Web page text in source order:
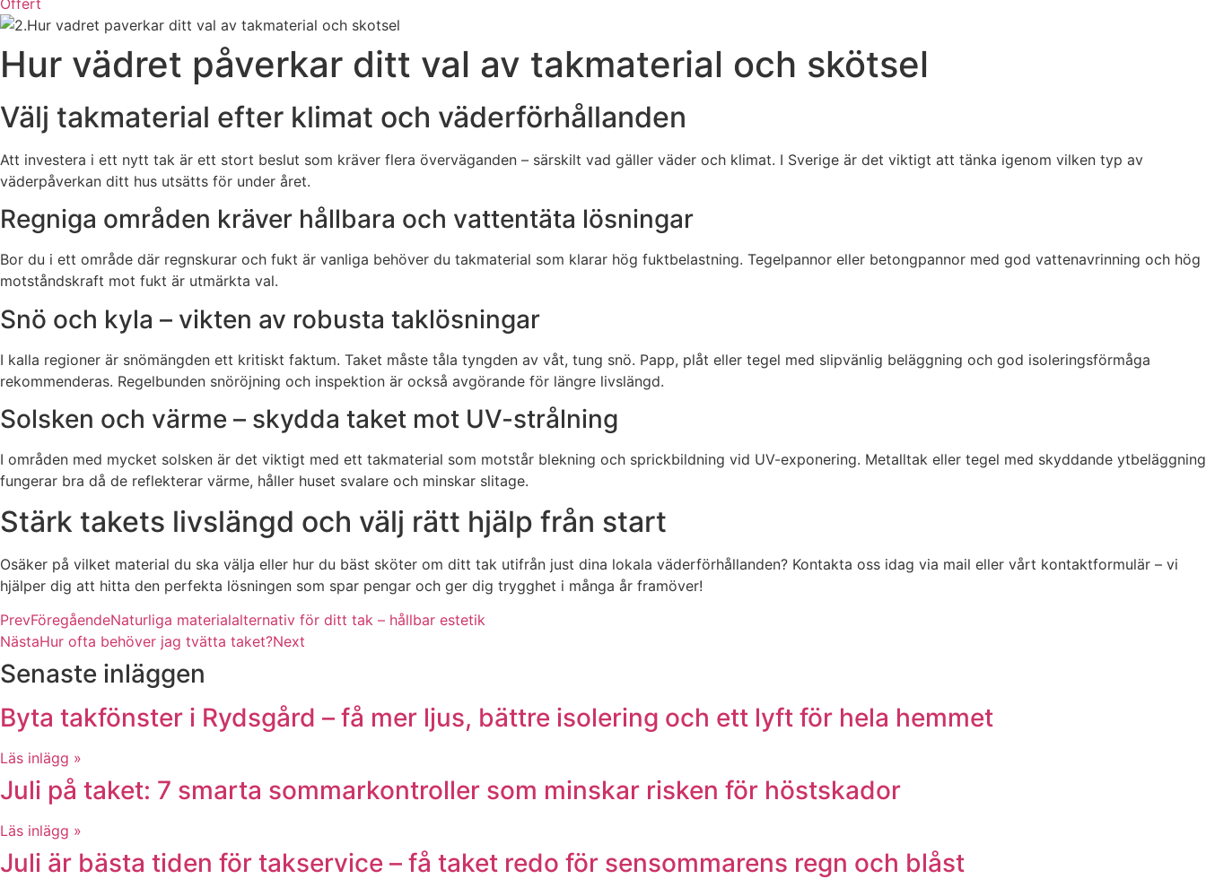
Offert
Hur vädret påverkar ditt val av takmaterial och skötsel
Välj takmaterial efter klimat och väderförhållanden
Att investera i ett nytt tak är ett stort beslut som kräver flera överväganden – särskilt vad gäller väder och klimat. I Sverige är det viktigt att tänka igenom vilken typ av
väderpåverkan ditt hus utsätts för under året.
Regniga områden kräver hållbara och vattentäta lösningar
Bor du i ett område där regnskurar och fukt är vanliga behöver du takmaterial som klarar hög fuktbelastning. Tegelpannor eller betongpannor med god vattenavrinning och hög
motståndskraft mot fukt är utmärkta val.
Snö och kyla – vikten av robusta taklösningar
I kalla regioner är snömängden ett kritiskt faktum. Taket måste tåla tyngden av våt, tung snö. Papp, plåt eller tegel med slipvänlig beläggning och god isoleringsförmåga
rekommenderas. Regelbunden snöröjning och inspektion är också avgörande för längre livslängd.
Solsken och värme – skydda taket mot UV-strålning
I områden med mycket solsken är det viktigt med ett takmaterial som motstår blekning och sprickbildning vid UV-exponering. Metalltak eller tegel med skyddande ytbeläggning
fungerar bra då de reflekterar värme, håller huset svalare och minskar slitage.
Stärk takets livslängd och välj rätt hjälp från start
Osäker på vilket material du ska välja eller hur du bäst sköter om ditt tak utifrån just dina lokala väderförhållanden? Kontakta oss idag via mail eller vårt kontaktformulär – vi
hjälper dig att hitta den perfekta lösningen som spar pengar och ger dig trygghet i många år framöver!
PrevFöregåendeNaturliga materialalternativ för ditt tak – hållbar estetik
NästaHur ofta behöver jag tvätta taket?Next
Senaste inläggen
Byta takfönster i Rydsgård – få mer ljus, bättre isolering och ett lyft för hela hemmet
Läs inlägg »
Juli på taket: 7 smarta sommarkontroller som minskar risken för höstskador
Läs inlägg »
Juli är bästa tiden för takservice – få taket redo för sensommarens regn och blåst